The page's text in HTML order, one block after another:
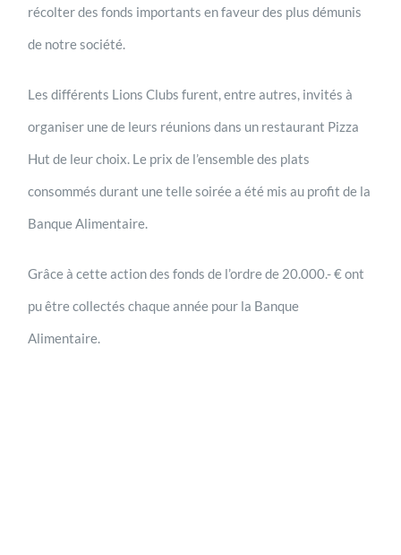
récolter des fonds importants en faveur des plus démunis
de notre société.
Les différents Lions Clubs furent, entre autres, invités à
organiser une de leurs réunions dans un restaurant Pizza
Hut de leur choix. Le prix de l’ensemble des plats
consommés durant une telle soirée a été mis au profit de la
Banque Alimentaire.
Grâce à cette action des fonds de l’ordre de 20.000.- € ont
pu être collectés chaque année pour la Banque
Alimentaire.